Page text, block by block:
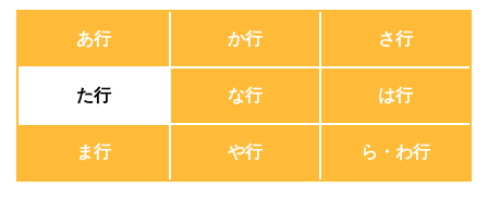
あ行 か行 さ行
た行 な行 は行
ま行 や行 ら・わ行